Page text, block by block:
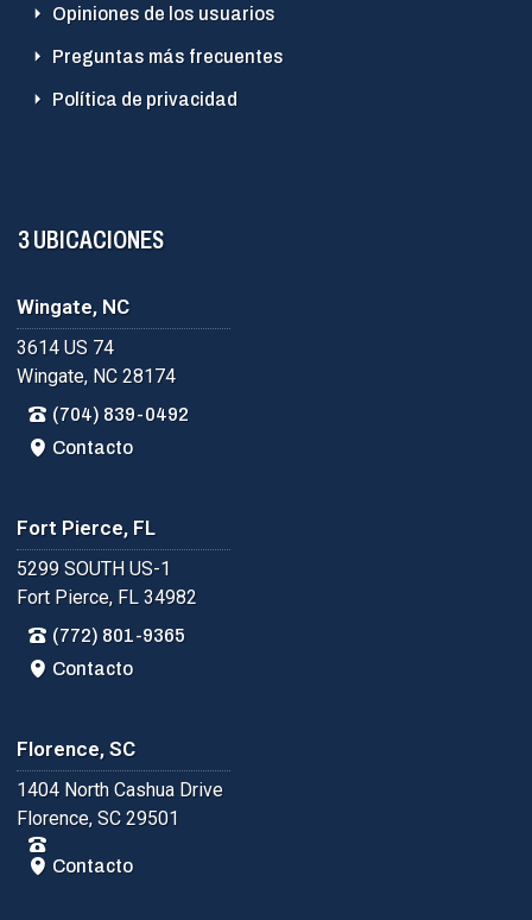
Opiniones de los usuarios
Preguntas más frecuentes
Política de privacidad
3 UBICACIONES
Wingate, NC
3614 US 74
Wingate, NC 28174
(704) 839-0492
Contacto
Fort Pierce, FL
5299 SOUTH US-1
Fort Pierce, FL 34982
(772) 801-9365
Contacto
Florence, SC
1404 North Cashua Drive
Florence, SC 29501
Contacto